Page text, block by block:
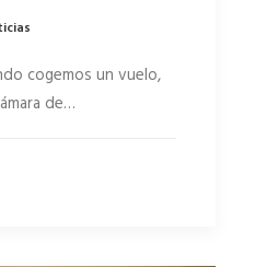
cogemos un vuelo,
de…